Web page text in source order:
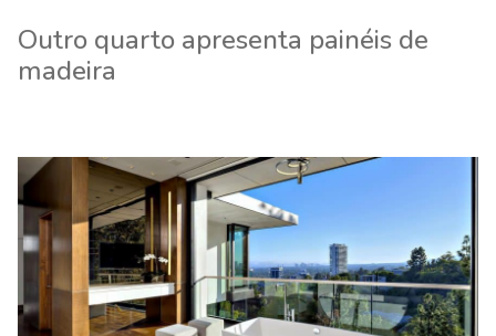
Outro quarto apresenta painéis de
madeira